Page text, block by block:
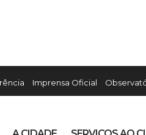
Imprensa Oficial